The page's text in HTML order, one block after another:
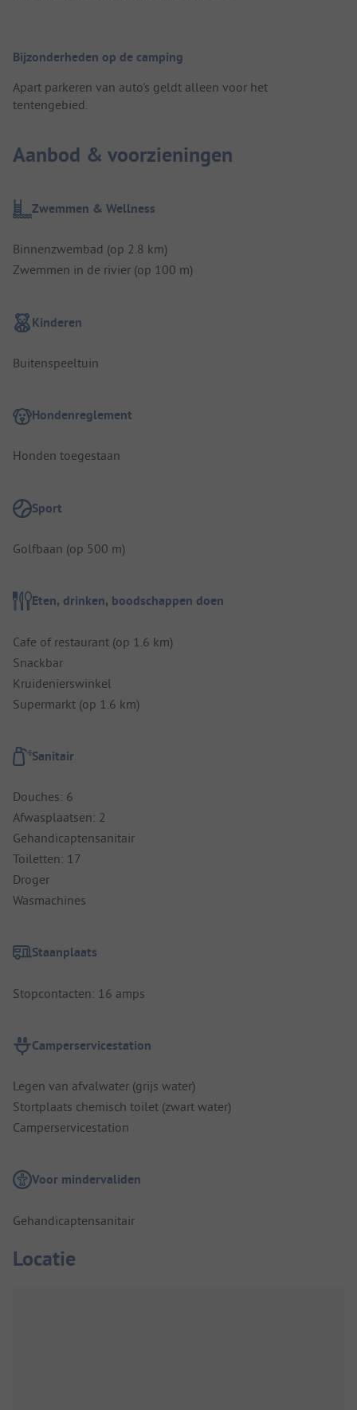
Bijzonderheden op de camping
Apart parkeren van auto's geldt alleen voor het
tentengebied.
Aanbod & voorzieningen
Zwemmen & Wellness
Binnenzwembad (op 2.8 km)
Zwemmen in de rivier (op 100 m)
Kinderen
Buitenspeeltuin
Hondenreglement
Honden toegestaan
Sport
Golfbaan (op 500 m)
Eten, drinken, boodschappen doen
Cafe of restaurant (op 1.6 km)
Snackbar
Kruidenierswinkel
Supermarkt (op 1.6 km)
Sanitair
Douches: 6
Afwasplaatsen: 2
Gehandicaptensanitair
Toiletten: 17
Droger
Wasmachines
Staanplaats
Stopcontacten: 16 amps
Camperservicestation
Legen van afvalwater (grijs water)
Stortplaats chemisch toilet (zwart water)
Camperservicestation
Voor mindervaliden
Gehandicaptensanitair
Locatie